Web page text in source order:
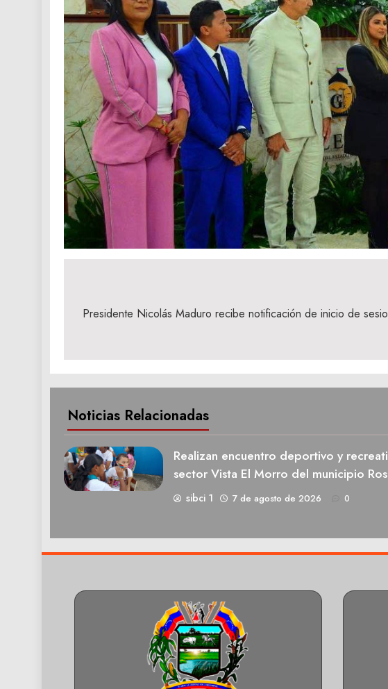
de
Presidente Nicolás Maduro recibe notificación de inicio de
Noticias Relacionadas
Realizan encuentro deportivo y
sector Vista El Morro del municipio
sibci 1 7 de agosto de 2026 0